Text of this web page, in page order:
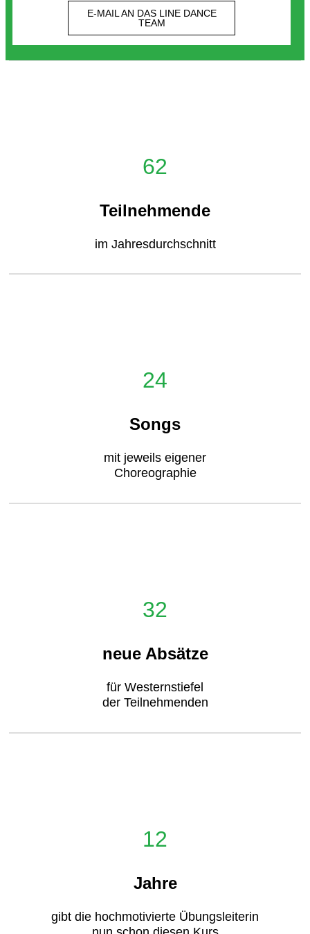
E-MAIL AN DAS LINE DANCE
TEAM
62
Teilnehmende
im Jahresdurchschnitt
24
Songs
mit jeweils eigener
Choreographie
32
neue Absätze
für Westernstiefel
der Teilnehmenden
12
Jahre
gibt die hochmotivierte Übungsleiterin